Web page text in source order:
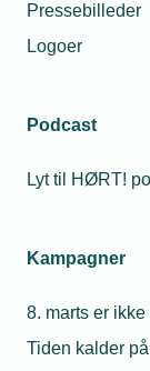
Pressebilleder
Logoer
Podcast
Lyt til HØRT!
Kampagner
8. marts er ikke
Tiden kalder